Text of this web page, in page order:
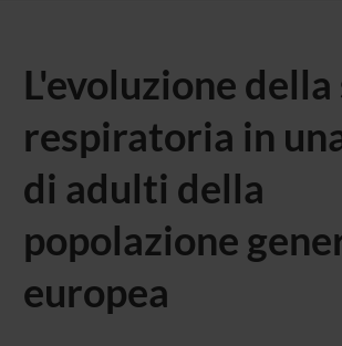
L'evoluzione
respiratoria in
di adulti della
popolazione
europea